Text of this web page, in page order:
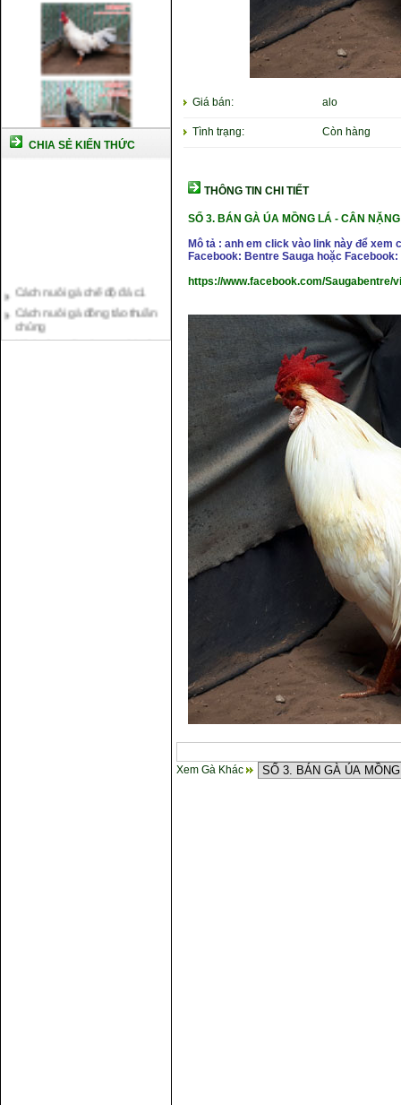
CHIA SẺ KIẾN THỨC
Cách nuôi gà đông tảo thuần
chủng
Kỹ thuật nuôi gà con mới nở
Giá bán: alo
Tình trạng: Còn hàng
THÔNG TIN CHI TIẾT
SỐ 3. BÁN GÀ ÚA MỒNG LÁ - CÂN
Mô tả : anh em click vào link này để
Facebook: Bentre Sauga hoặc Facebook:
https://www.facebook.com/Saugabentre/
Xem Gà Khác